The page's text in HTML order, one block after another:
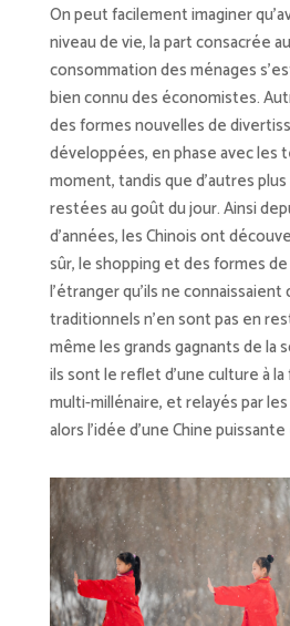
On peut facilement imaginer
niveau de vie, la part consacrée
consommation des ménages
bien connu des économistes.
des formes nouvelles de
développées, en phase avec les
moment, tandis que d’autres
restées au goût du jour. Ainsi
d’années, les Chinois ont
sûr, le shopping et des formes
l’étranger qu’ils ne connaissaient
traditionnels n’en sont pas en
même les grands gagnants de la
ils sont le reflet d’une culture à
multi-millénaire, et relayés par
alors l’idée d’une Chine